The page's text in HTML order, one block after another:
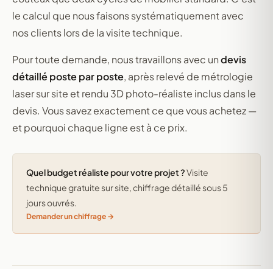
le calcul que nous faisons systématiquement avec
nos clients lors de la visite technique.
Pour toute demande, nous travaillons avec undevis
détaillé poste par poste, après relevé de métrologie
laser sur site et rendu 3D photo-réaliste inclus dans le
devis. Vous savez exactement ce que vous achetez —
et pourquoi chaque ligne est à ce prix.
Quel budget réaliste pour votre projet ?Visite
technique gratuite sur site, chiffrage détaillé sous 5
jours ouvrés.
Demander un chiffrage